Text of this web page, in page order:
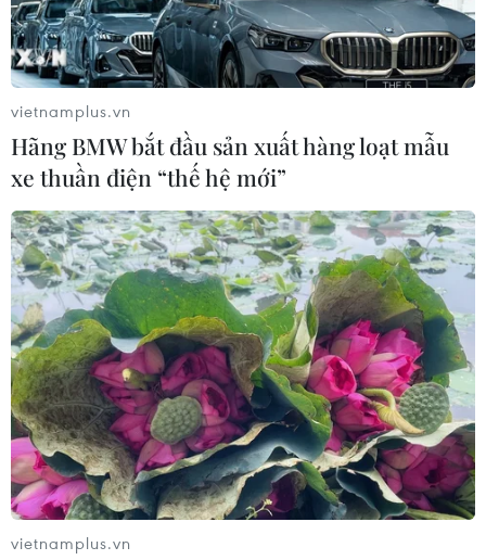
vietnamplus.vn
Hãng BMW bắt đầu sản xuất hàng loạt mẫu
xe thuần điện “thế hệ mới”
vietnamplus.vn